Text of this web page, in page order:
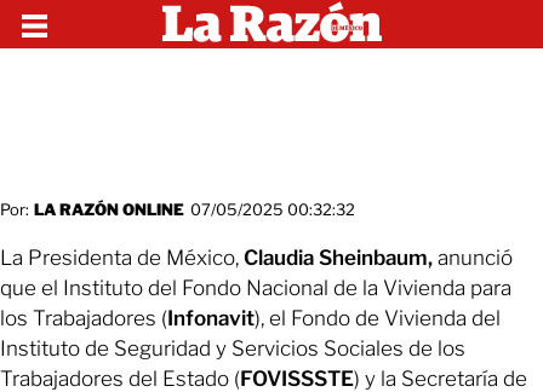
Por: LA RAZÓN ONLINE 07/05/2025 00:32:32
La Presidenta de México, Claudia Sheinbaum, anunció
que el Instituto del Fondo Nacional de la Vivienda para
los Trabajadores (Infonavit), el Fondo de Vivienda del
Instituto de Seguridad y Servicios Sociales de los
Trabajadores del Estado (FOVISSSTE) y la Secretaría de